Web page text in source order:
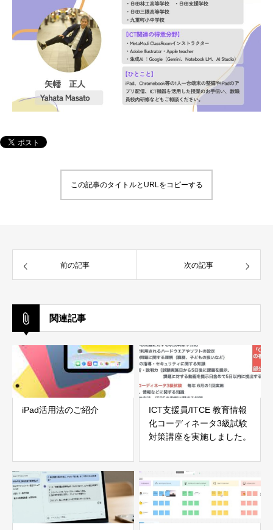
この記事のタイトルとURLをコピーする
前の記事 次の記事
関連記事
iPad活用法のご紹介
ICT支援員/ITCE 教育情報
化コーディネータ3級試験
対策講座を実施しました。